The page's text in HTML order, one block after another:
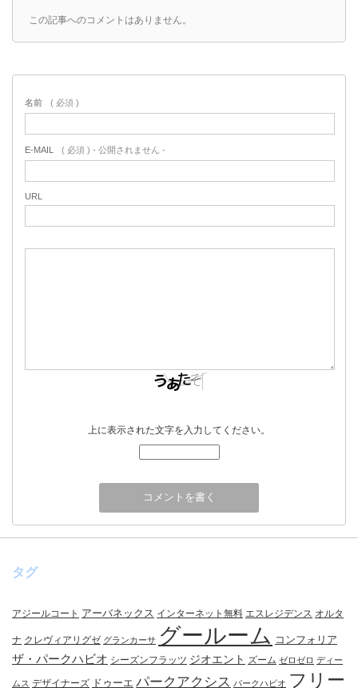
この記事へのコメントはありません。
名前 ( 必須 )
E-MAIL ( 必須 ) - 公開されません -
URL
上に表示された文字を入力してください。
タグ
アジールコート アーバネックス インターネット無料 エスレジデンス オルタ
ナ クレヴィアリグゼ グランカーサ グールーム コンフォリア
ザ・パークハビオ シーズンフラッツ ジオエント ズーム ゼロゼロ ディー
ムス デザイナーズ ドゥーエ パークアクシス パークハビオ フリー